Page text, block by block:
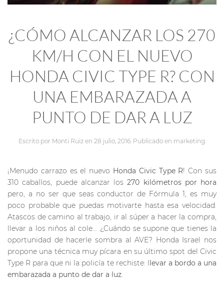
¿CÓMO ALCANZAR LOS 270
KM/H CON EL NUEVO
HONDA CIVIC TYPE R? CON
UNA EMBARAZADA A
PUNTO DE DAR A LUZ
Escrito por Monti Ruizen 28 julio, 2016. Publicado en marketing.
¡Menudo carrazo es el nuevo Honda Civic Type R! Con sus
310 caballos, puede alcanzar los270 kilómetros por hora
pero, a no ser que seas conductor de Fórmula 1, es muy
poco probable que puedas motivarte hasta esa velocidad.
Atascos de camino al trabajo, ir al súper a hacer la compra,
llevar a los niños al cole… ¿Cuándo se supone que tienes la
oportunidad de hacerle sombra al AVE? Honda Israel nos
propone una técnica muy pícara en su último spot del Civic
Type R para que ni la policía te rechiste: llevar a bordo a una
embarazada a punto de dar a luz.